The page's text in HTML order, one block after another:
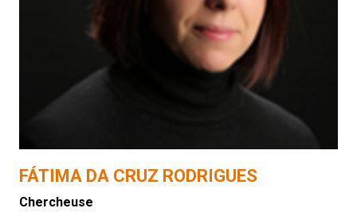
FÁTIMA DA CRUZ RODRIGUES
Chercheuse